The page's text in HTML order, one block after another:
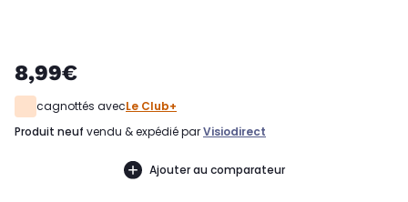
8,99€
cagnottés avecLe Club+
produit neuf vendu & expédié parVisiodirect
Ajouter au comparateur